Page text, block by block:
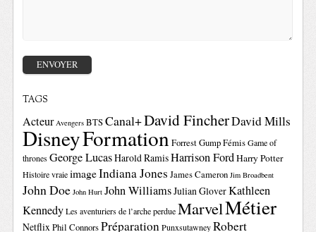
TAGS
Acteur Avengers BTSCanal+David FincherDavid Mills
DisneyFormationForrest GumpFémis Game of
thrones George LucasHarold RamisHarrison FordHarry Potter
Histoire vraie imageIndiana Jones James Cameron Jim Broadbent
John Doe John Hurt John WilliamsJulian GloverKathleen
Kennedy Les aventuriers de l’arche perdue MarvelMétier
NetflixPhil ConnorsPréparation Punxsutawney Robert